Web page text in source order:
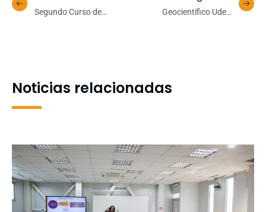
Segundo Curso de
Geocientífico UdeC
Noticias relacionadas